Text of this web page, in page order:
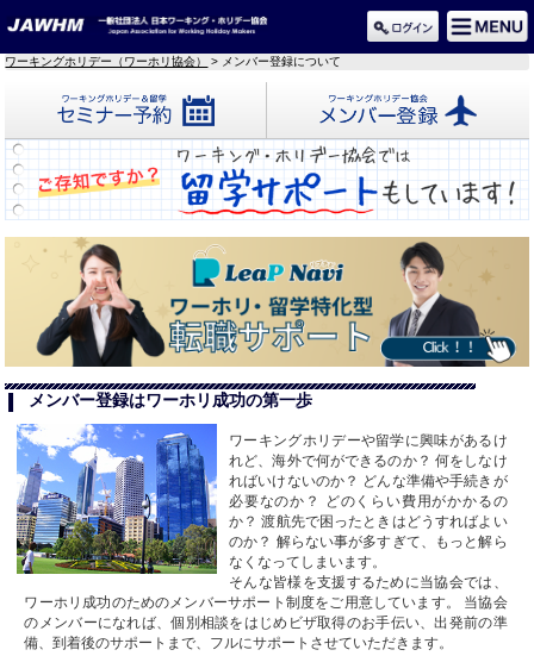
ワーキングホリデー（ワーホリ協会） > メンバー登録について
セミナー予約 メンバー登録
メンバー登録はワーホリ成功の第一歩
ワーキングホリデーや留学に興味があるけ
れど、海外で何ができるのか？ 何をしなけ
ればいけないのか？ どんな準備や手続きが
必要なのか？ どのくらい費用がかかるの
か？ 渡航先で困ったときはどうすればよい
のか？ 解らない事が多すぎて、もっと解ら
なくなってしまいます。
そんな皆様を支援するために当協会では、
ワーホリ成功のためのメンバーサポート制度をご用意しています。 当協会
のメンバーになれば、個別相談をはじめビザ取得のお手伝い、出発前の準
備、到着後のサポートまで、フルにサポートさせていただきます。